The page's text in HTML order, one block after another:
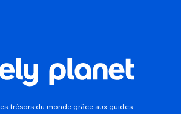
trésors du monde grâce aux guides